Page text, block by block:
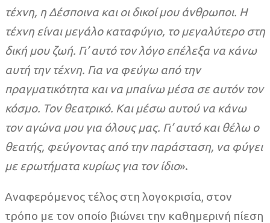
τέχνη, η Δέσποινα και οι δικοί μου άνθρωποι. Η
τέχνη είναι μεγάλο καταφύγιο, το μεγαλύτερο στη
δική μου ζωή. Γι’ αυτό τον λόγο επέλεξα να κάνω
αυτή την τέχνη. Για να φεύγω από την
πραγματικότητα και να μπαίνω μέσα σε αυτόν τον
κόσμο. Τον θεατρικό. Και μέσω αυτού να κάνω
τον αγώνα μου για όλους μας. Γι’ αυτό και θέλω ο
θεατής, φεύγοντας από την παράσταση, να φύγει
με ερωτήματα κυρίως για τον ίδιο».
Αναφερόμενος τέλος στη λογοκρισία, στον
τρόπο με τον οποίο βιώνει την καθημερινή πίεση